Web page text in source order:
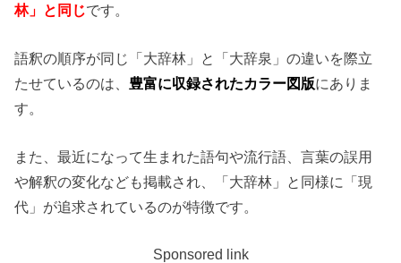
林」と同じです。
語釈の順序が同じ「大辞林」と「大辞泉」の違いを際立
たせているのは、 豊富に収録されたカラー図版にありま
す。
また、最近になって生まれた語句や流行語、言葉の誤用
や解釈の変化なども掲載され、「大辞林」と同様に「現
代」が追求されているのが特徴です。
Sponsored link